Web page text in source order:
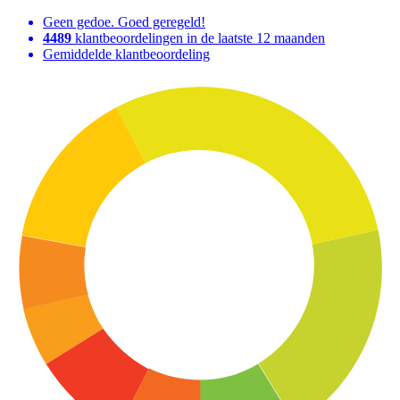
Geen gedoe. Goed geregeld!
4489 klantbeoordelingen in de laatste 12 maanden
Gemiddelde klantbeoordeling